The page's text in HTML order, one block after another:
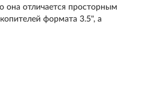
она отличается просторным
формата 3.5", а